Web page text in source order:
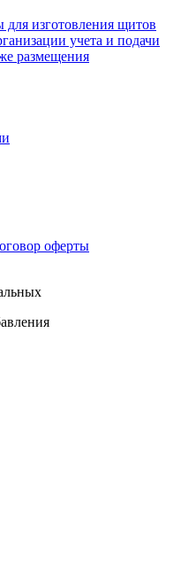
изготовления щитов
учета и подачи
размещения
оферты